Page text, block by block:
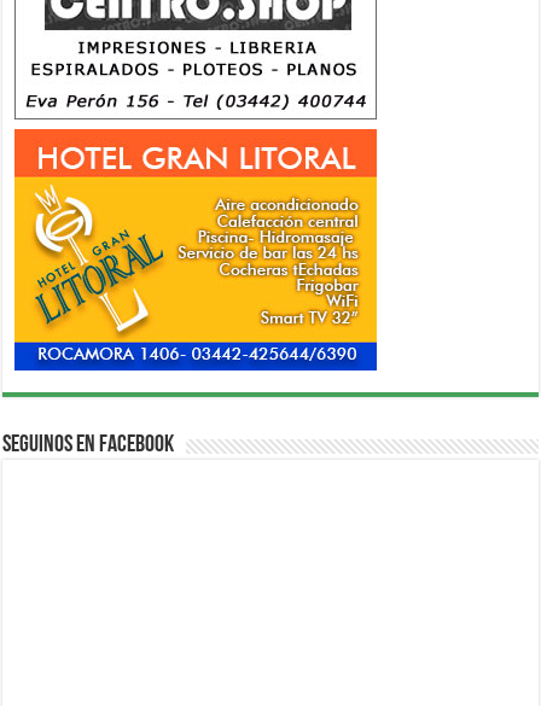
Seguinos en Facebook